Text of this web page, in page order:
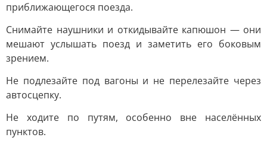
приближающегося поезда.
Снимайте наушники и откидывайте капюшон — они
мешают услышать поезд и заметить его боковым
зрением.
Не подлезайте под вагоны и не перелезайте через
автосцепку.
Не ходите по путям, особенно вне населённых
пунктов.